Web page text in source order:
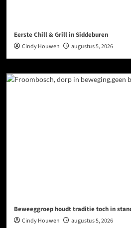
Eerste Chill & Grill in Siddeburen
Cindy Houwen augustus 5, 2026
Beweeggroep houdt traditie toch in
Cindy Houwen augustus 5, 2026